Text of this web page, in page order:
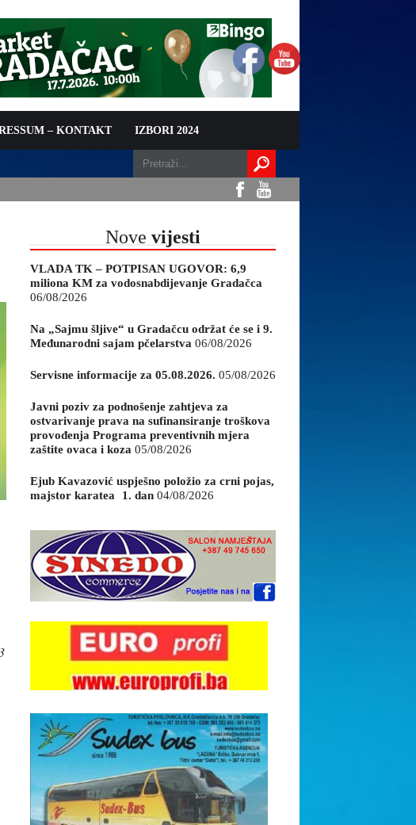
– KONTAKT IZBORI 2024
Nove vijesti
VLADA TK – POTPISAN UGOVOR: 6,9
miliona KM za vodosnabdijevanje Gradačca
06/08/2026
Na „Sajmu šljive“ u Gradačcu održat će se i 9.
Međunarodni sajam pčelarstva 06/08/2026
Servisne informacije za 05.08.2026. 05/08/2026
Javni poziv za podnošenje zahtjeva za
ostvarivanje prava na sufinansiranje troškova
provođenja Programa preventivnih mjera
zaštite ovaca i koza 05/08/2026
Ejub Kavazović uspješno položio za crni pojas,
majstor karatea 1. dan 04/08/2026